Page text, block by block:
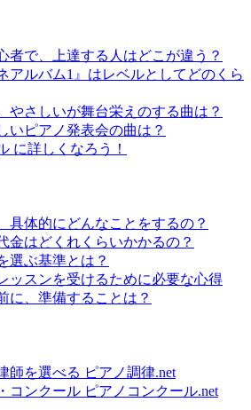
者で、上達する人はどこが違う？
アルバム1』はレベルとしてどのくら
やさしいが舞台栄えのする曲は？
いピアノ発表会の曲は？
に詳しくなろう！
具体的にどんなことをするの？
金はどくれくらいかかるの？
選ぶ基準とは？
ッスンを受けるために必要な心得
に、準備することは？
師を選べる ピアノ調律.net
コンクール ピアノコンクール.net